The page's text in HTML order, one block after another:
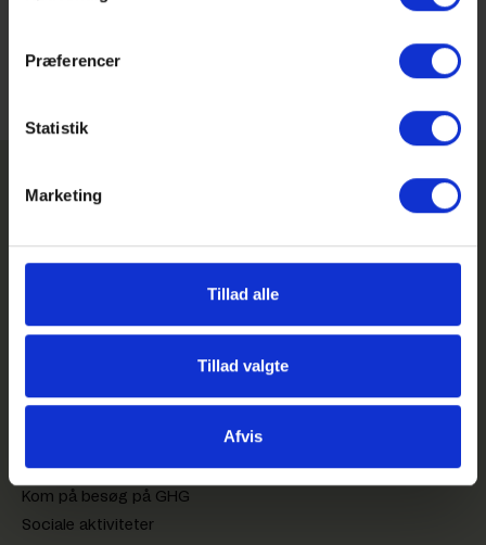
Præferencer
Statistik
Marketing
Tillad alle
Tillad valgte
Afvis
25. juni: Vi holder møde for nye elever og forældre
Feriekalender
Kom på besøg på GHG
Sociale aktiviteter